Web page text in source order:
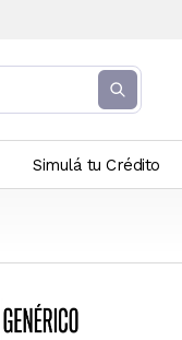
Simulá tu Crédito